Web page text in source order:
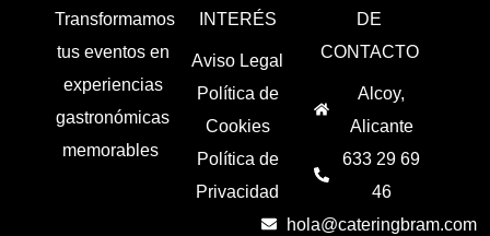
INTERÉS
Aviso Legal
Política de
Cookies
Política de
Privacidad
Transformamos
tus eventos en
experiencias
gastronómicas
memorables
DE
CONTACTO
Alcoy,
Alicante
633 29 69
46
hola@cateringbram.com